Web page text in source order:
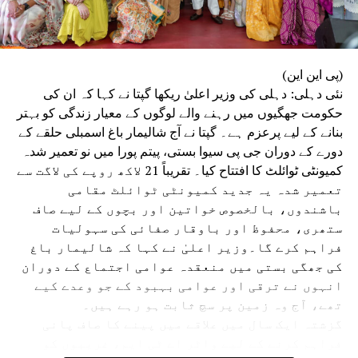
(پی این این)
نئی دہلی: دہلی کی وزیر اعلیٰ ریکھا گپتا نے کہا کہ ان کی
حکومت جھگیوں میں رہنے والے لوگوں کے معیار زندگی کو بہتر
بنانے کے لیے پرعزم ہے۔ گپتا نے آج شالیمار باغ اسمبلی حلقے کے
دورے کے دوران جی پی سیوا بستی، پیتم پورا میں نو تعمیر شدہ
کمیونٹی ٹوائلٹ کا افتتاح کیا۔ تقریباً 21 لاکھ روپے کی لاگت سے
تعمیر شدہ یہ جدید کمیونٹی ٹوائلٹ مقامی
باشندوں، بالخصوص خواتین اور بچوں کے لیے صاف
ستھری، محفوظ اور باوقار صفائی کی سہولیات
فراہم کرے گا۔وزیر اعلیٰ نے کہا کہ شالیمار باغ
کی جھگی بستی میں منعقدہ عوامی اجتماع کے دوران
انہوں نے ترقی اور عوامی بہبود کے جو وعدے کیے
تھے، آج وہ زمین پر سچ ثابت ہو رہے ہیں۔